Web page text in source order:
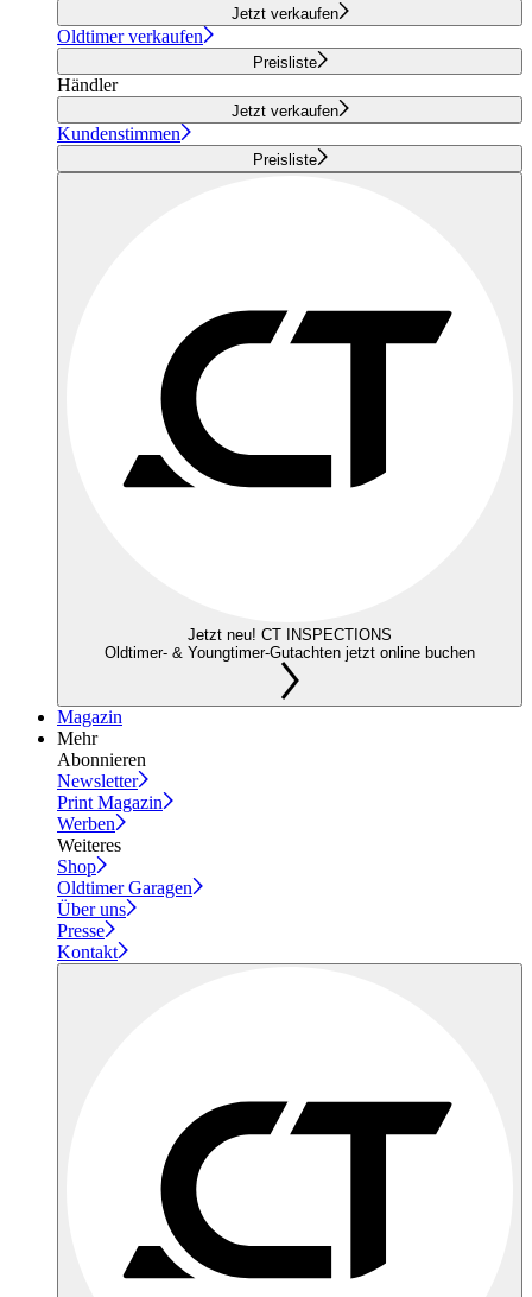
Jetzt verkaufen
Oldtimer verkaufen
Preisliste
Händler
Jetzt verkaufen
Kundenstimmen
Preisliste
Jetzt neu! CT INSPECTIONS
Oldtimer- & Youngtimer-Gutachten jetzt online buchen
Magazin
Mehr
Abonnieren
Newsletter
Print Magazin
Werben
Weiteres
Shop
Oldtimer Garagen
Über uns
Presse
Kontakt